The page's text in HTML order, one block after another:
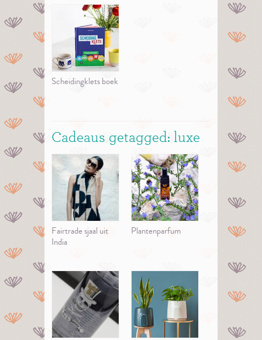
Scheidingklets boek
Cadeaus getagged: luxe
Fairtrade sjaal uit
India
Plantenparfum